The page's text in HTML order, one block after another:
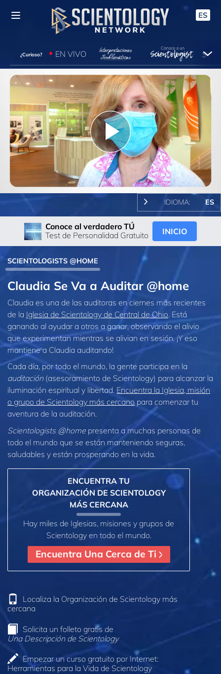
ES
¿Curioso? EN VIVO
Play
Video
IDIOMA: ES
Conoce al verdadero TÚ
Test de Personalidad Gratuito
INICIO
SCIENTOLOGISTS @HOME
Claudia Se Va a Auditar @home
Claudia es una de las auditoras en ciernes más recientes
de la Iglesia de Scientology de Central de Ohio . Está
ganando al ayudar a otros a ganar, observando el alivio
que experimentan mientras se alivian en sesión. ¡Y eso
mantiene a Claudia auditando!
Cada día, por todo el mundo, la gente participa en la
auditación(asesoramiento de Scientology) para alcanzar la
iluminación espiritual y libertad. Encuentra la Iglesia, misión
o grupo de Scientology más cercano para comenzar tu
aventura de la auditación.
Scientologists @homepresenta a muchas personas de
todo el mundo que se están manteniendo seguras,
saludables y están prosperando en la vida.
ENCUENTRA TU
ORGANIZACIÓN DE SCIENTOLOGY
MÁS CERCANA
Hay miles de Iglesias, misiones y grupos de
Scientology en todo el mundo.
Encuentra Una Cerca de Ti
Localiza la Organización de Scientology más
cercana
Solicita un folleto gratis de
Una Descripción de Scientology
Empezar un curso gratuito por Internet:
Herramientas para la Vida de Scientology